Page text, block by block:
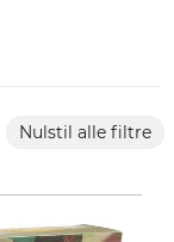
Nulstil alle filtre